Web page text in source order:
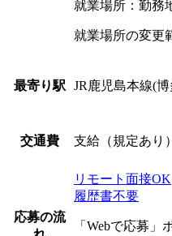
就業場所：勤務
就業場所の変更
最寄り駅 JR鹿児島本線(
交通費 支給（規定あり）
応募の流
リモート面接OK
履歴書不要
「Webで応募